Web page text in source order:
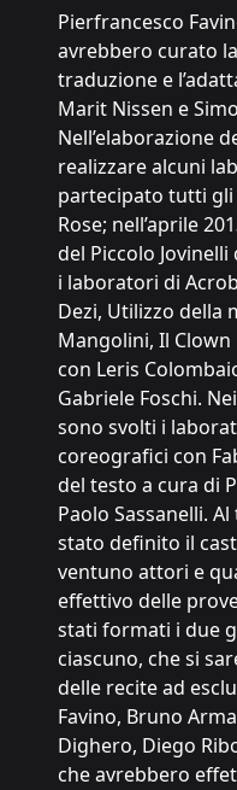
Pierfrancesco
avrebbero curato
traduzione e
Marit Nissen e
Nell’elaborazione
realizzare alcuni
partecipato tutti
Rose; nell’aprile
del Piccolo
i laboratori di
Dezi, Utilizzo della
Mangolini, Il Clown
con Leris
Gabriele Foschi.
sono svolti i
coreografici con
del testo a cura di
Paolo Sassanelli.
stato definito il
ventuno attori e
effettivo delle
stati formati i due
ciascuno, che si
delle recite ad
Favino, Bruno
Dighero, Diego
che avrebbero